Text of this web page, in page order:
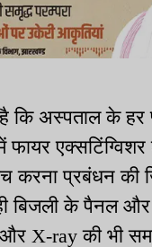
है कि अस्पताल के
फायर
करना प्रबंधन की
बिजली के पैनल और
X-ray की भी